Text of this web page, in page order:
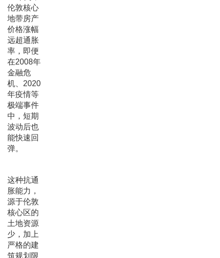
伦敦核心
地带房产
价格涨幅
远超通胀
率，即便
在2008年
金融危
机、2020
年疫情等
极端事件
中，短期
波动后也
能快速回
弹。
这种抗通
胀能力，
源于伦敦
核心区的
土地资源
少，加上
严格的建
筑规划限